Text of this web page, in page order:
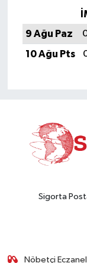
9 Ağu Paz
10 Ağu Pts
Sigorta
Nöbetçi